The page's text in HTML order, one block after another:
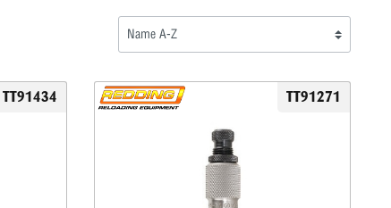
TT91434 TT91271